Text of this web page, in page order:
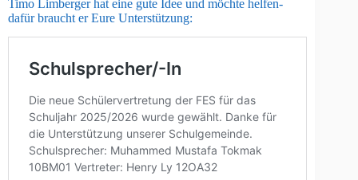
Timo Limberger hat eine gute Idee und möchte helfen-
dafür braucht er Eure Unterstützung: